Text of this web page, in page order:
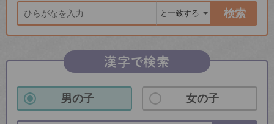
検索
漢字で検索
男の子 女の子